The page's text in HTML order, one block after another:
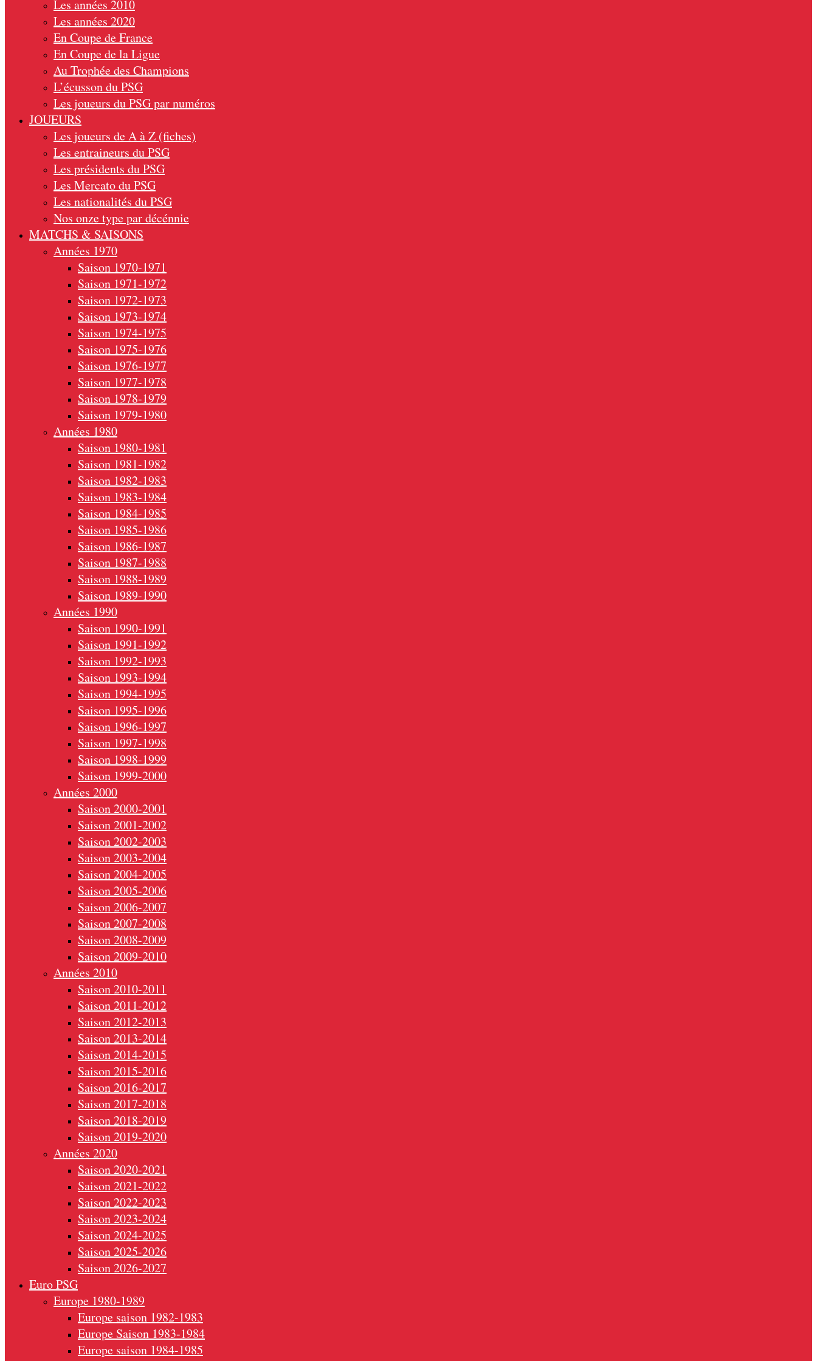
Les années 2010
Les années 2020
En Coupe de France
En Coupe de la Ligue
Au Trophée des Champions
L’écusson du PSG
Les joueurs du PSG par numéros
JOUEURS
Les joueurs de A à Z (fiches)
Les entraineurs du PSG
Les présidents du PSG
Les Mercato du PSG
Les nationalités du PSG
Nos onze type par décénnie
MATCHS & SAISONS
Années 1970
Saison 1970-1971
Saison 1971-1972
Saison 1972-1973
Saison 1973-1974
Saison 1974-1975
Saison 1975-1976
Saison 1976-1977
Saison 1977-1978
Saison 1978-1979
Saison 1979-1980
Années 1980
Saison 1980-1981
Saison 1981-1982
Saison 1982-1983
Saison 1983-1984
Saison 1984-1985
Saison 1985-1986
Saison 1986-1987
Saison 1987-1988
Saison 1988-1989
Saison 1989-1990
Années 1990
Saison 1990-1991
Saison 1991-1992
Saison 1992-1993
Saison 1993-1994
Saison 1994-1995
Saison 1995-1996
Saison 1996-1997
Saison 1997-1998
Saison 1998-1999
Saison 1999-2000
Années 2000
Saison 2000-2001
Saison 2001-2002
Saison 2002-2003
Saison 2003-2004
Saison 2004-2005
Saison 2005-2006
Saison 2006-2007
Saison 2007-2008
Saison 2008-2009
Saison 2009-2010
Années 2010
Saison 2010-2011
Saison 2011-2012
Saison 2012-2013
Saison 2013-2014
Saison 2014-2015
Saison 2015-2016
Saison 2016-2017
Saison 2017-2018
Saison 2018-2019
Saison 2019-2020
Années 2020
Saison 2020-2021
Saison 2021-2022
Saison 2022-2023
Saison 2023-2024
Saison 2024-2025
Saison 2025-2026
Saison 2026-2027
Euro PSG
Europe 1980-1989
Europe saison 1982-1983
Europe Saison 1983-1984
Europe saison 1984-1985